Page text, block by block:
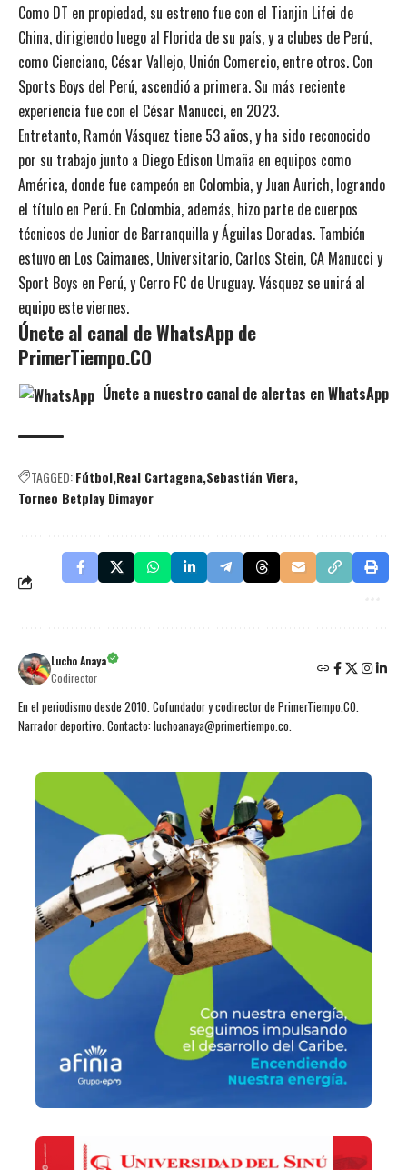
Como DT en propiedad, su estreno fue con el Tianjin Lifei de
China, dirigiendo luego al Florida de su país, y a clubes de Perú,
como Cienciano, César Vallejo, Unión Comercio, entre otros. Con
Sports Boys del Perú, ascendió a primera. Su más reciente
experiencia fue con el César Manucci, en 2023.
Entretanto, Ramón Vásquez tiene 53 años, y ha sido reconocido
por su trabajo junto a Diego Edison Umaña en equipos como
América, donde fue campeón en Colombia, y Juan Aurich, logrando
el título en Perú. En Colombia, además, hizo parte de cuerpos
técnicos de Junior de Barranquilla y Águilas Doradas. También
estuvo en Los Caimanes, Universitario, Carlos Stein, CA Manucci y
Sport Boys en Perú, y Cerro FC de Uruguay. Vásquez se unirá al
equipo este viernes.
Únete al canal de WhatsApp de
PrimerTiempo.CO
Únete a nuestro canal de alertas en WhatsApp
TAGGED:Fútbol Real Cartagena Sebastián Viera
Torneo Betplay Dimayor
Lucho Anaya
Codirector
En el periodismo desde 2010. Cofundador y codirector de PrimerTiempo.CO.
Narrador deportivo. Contacto: luchoanaya@primertiempo.co.